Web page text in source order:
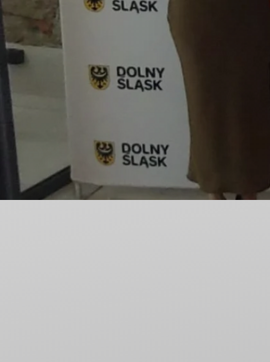
Nieodpłatna Pomoc Prawna